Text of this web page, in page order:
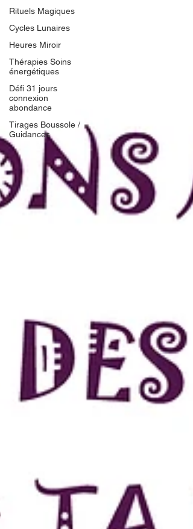
Rituels Magiques
Cycles Lunaires
Heures Miroir
Thérapies Soins
énergétiques
Défi 31 jours
connexion
abondance
Tirages Boussole /
Guidances